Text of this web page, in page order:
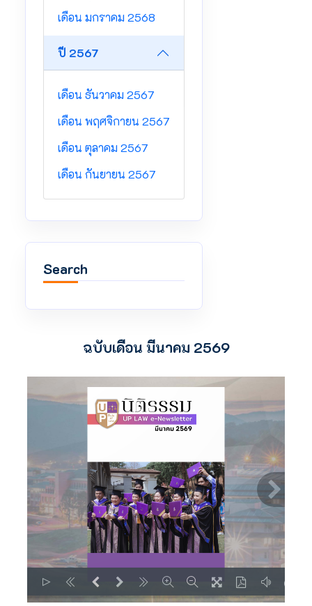
เดือน มกราคม 2568
ปี 2567
เดือน ธันวาคม 2567
เดือน พฤศจิกายน 2567
เดือน ตุลาคม 2567
เดือน กันยายน 2567
Search
ฉบับเดือน มีนาคม 2569